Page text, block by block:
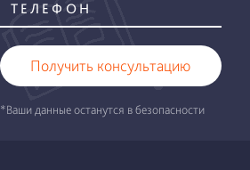
Получить консультацию
*Ваши данные останутся в безопасности